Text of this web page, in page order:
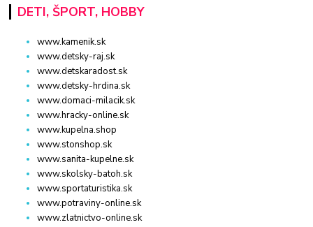
DETI, ŠPORT, HOBBY
www.kamenik.sk
www.detsky-raj.sk
www.detskaradost.sk
www.detsky-hrdina.sk
www.domaci-milacik.sk
www.hracky-online.sk
www.kupelna.shop
www.stonshop.sk
www.sanita-kupelne.sk
www.skolsky-batoh.sk
www.sportaturistika.sk
www.potraviny-online.sk
www.zlatnictvo-online.sk